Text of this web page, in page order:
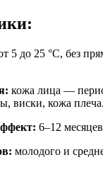
5 до 25 °С, без
кожа лица —
виски, кожа
6–12
молодого и